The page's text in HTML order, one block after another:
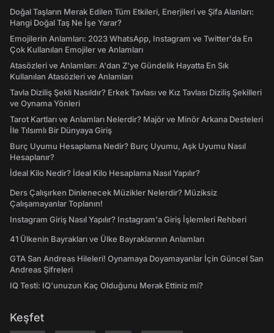
Doğal Taşların Merak Edilen Tüm Etkileri, Enerjileri ve Şifa Alanları:
Hangi Doğal Taş Ne İşe Yarar?
Emojilerin Anlamları: 2023 WhatsApp, Instagram ve Twitter'da En
Çok Kullanılan Emojiler ve Anlamları
Atasözleri ve Anlamları: A'dan Z'ye Gündelik Hayatta En Sık
Kullanılan Atasözleri ve Anlamları
Tavla Diziliş Şekli Nasıldır? Erkek Tavlası ve Kız Tavlası Diziliş Şekilleri
ve Oynama Yönleri
Tarot Kartları ve Anlamları Nelerdir? Majör ve Minör Arkana Desteleri
İle Tılsımlı Bir Dünyaya Giriş
Burç Uyumu Hesaplama Nedir? Burç Uyumu, Aşk Uyumu Nasıl
Hesaplanır?
İdeal Kilo Nedir? İdeal Kilo Hesaplama Nasıl Yapılır?
Ders Çalışırken Dinlenecek Müzikler Nelerdir? Müziksiz
Çalışamayanlar Toplanın!
Instagram Giriş Nasıl Yapılır? Instagram'a Giriş İşlemleri Rehberi
41 Ülkenin Bayrakları ve Ülke Bayraklarının Anlamları
GTA San Andreas Hileleri! Oynamaya Doyamayanlar İçin Güncel San
Andreas Şifreleri
IQ Testi: IQ'unuzun Kaç Olduğunu Merak Ettiniz mi?
Keşfet